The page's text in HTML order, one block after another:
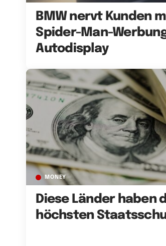
BMW nervt Kunden
Spider-Man-
Autodisplay
MONEY
Diese Länder haben
höchsten